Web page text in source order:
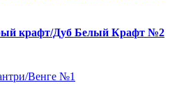
крафт/Дуб Белый Крафт №2